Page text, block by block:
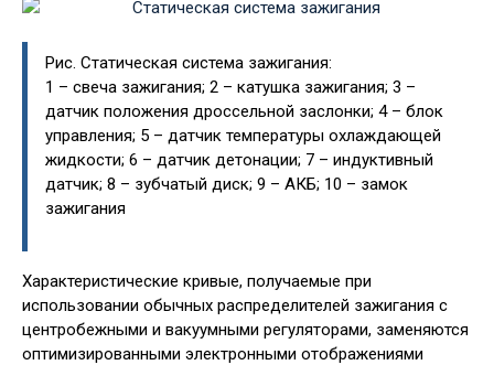
Рис. Статическая система зажигания:
1 – свеча зажигания; 2 – катушка зажигания; 3 –
датчик положения дроссельной заслонки; 4 – блок
управления; 5 – датчик температуры охлаждающей
жидкости; 6 – датчик детонации; 7 – индуктивный
датчик; 8 – зубчатый диск; 9 – АКБ; 10 – замок
зажигания
Характеристические кривые, получаемые при
использовании обычных распределителей зажигания с
центробежными и вакуумными регуляторами, заменяются
оптимизированными электронными отображениями